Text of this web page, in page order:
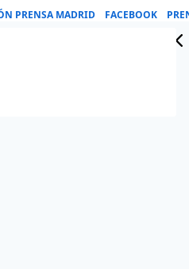
PRENSA MADRID FACEBOOK